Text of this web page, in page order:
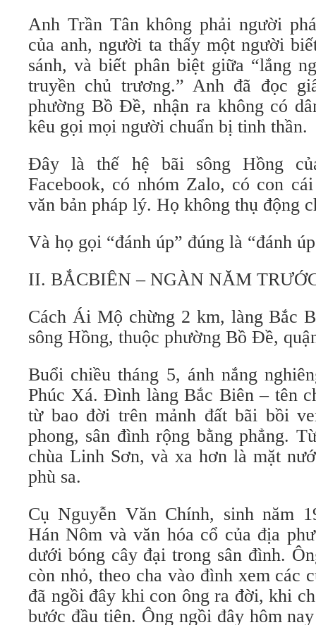
Anh Trần Tân không phải người
của anh, người ta thấy một người
sánh, và biết phân biệt giữa “lắng
truyền chủ trương.” Anh đã đọc
phường Bồ Đề, nhận ra không có
kêu gọi mọi người chuẩn bị tinh thần.
Đây là thế hệ bãi sông Hồng
Facebook, có nhóm Zalo, có con
văn bản pháp lý. Họ không thụ động
Và họ gọi “đánh úp” đúng là “đánh
II. BẮCBIÊN – NGÀN NĂM
Cách Ái Mộ chừng 2 km, làng Bắc
sông Hồng, thuộc phường Bồ Đề,
Buổi chiều tháng 5, ánh nắng
Phúc Xá. Đình làng Bắc Biên – tên
từ bao đời trên mảnh đất bãi bồi
phong, sân đình rộng bằng phẳng.
chùa Linh Sơn, và xa hơn là mặt
phù sa.
Cụ Nguyễn Văn Chính, sinh năm
Hán Nôm và văn hóa cổ của địa
dưới bóng cây đại trong sân đình.
còn nhỏ, theo cha vào đình xem các
đã ngồi đây khi con ông ra đời, khi
bước đầu tiên. Ông ngồi đây hôm